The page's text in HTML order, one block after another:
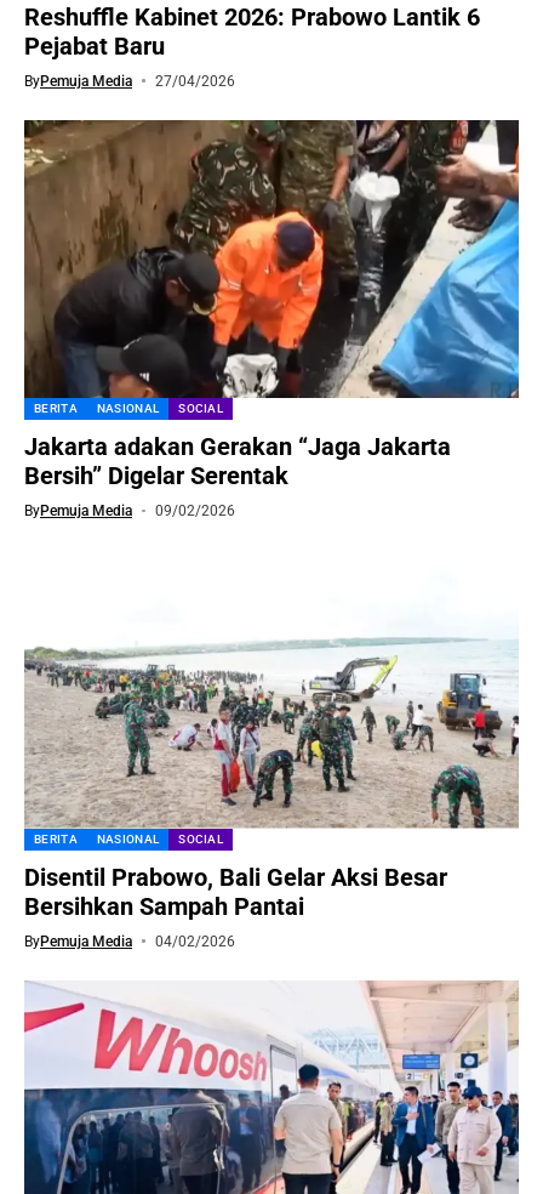
Reshuffle Kabinet 2026: Prabowo Lantik 6
Pejabat Baru
ByPemuja Media 27/04/2026
BERITA NASIONAL SOCIAL
Jakarta adakan Gerakan “Jaga Jakarta
Bersih” Digelar Serentak
ByPemuja Media 09/02/2026
BERITA NASIONAL SOCIAL
Disentil Prabowo, Bali Gelar Aksi Besar
Bersihkan Sampah Pantai
ByPemuja Media 04/02/2026